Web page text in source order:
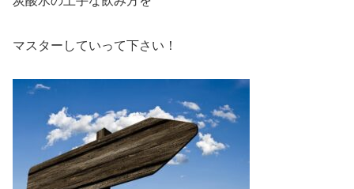
マスターしていって下さい！